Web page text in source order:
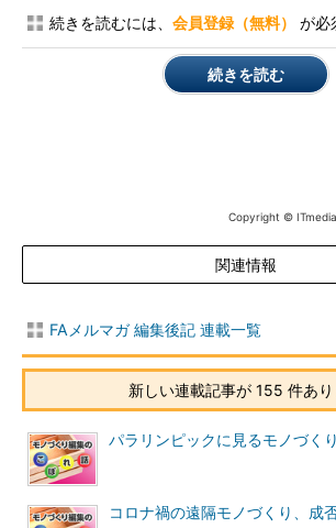
続きを読むには、 会員登録（無料） が必
続きを読む
Copyright ©
関連情報
FAメルマガ 編集後記 連載一覧
新しい連載記事が 155 件あ
パラリンピックに見るモノづく
コロナ禍の遠隔モノづくり、成